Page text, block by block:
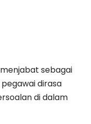
sebagai
dirasa
di dalam